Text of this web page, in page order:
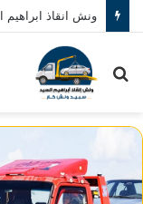
بحث